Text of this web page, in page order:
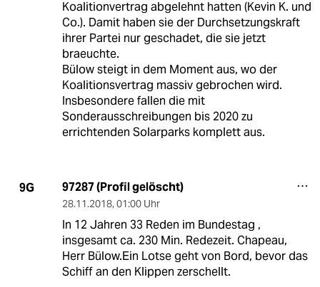
Koalitionvertrag abgelehnt hatten (Kevin K. und
Co.). Damit haben sie der Durchsetzungskraft
ihrer Partei nur geschadet, die sie jetzt
braeuchte.
Bülow steigt in dem Moment aus, wo der
Koalitionsvertrag massiv gebrochen wird.
Insbesondere fallen die mit
Sonderausschreibungen bis 2020 zu
errichtenden Solarparks komplett aus.
9G 97287 (Profil gelöscht)
28.11.2018, 01:00 Uhr
In 12 Jahren 33 Reden im Bundestag ,
insgesamt ca. 230 Min. Redezeit. Chapeau,
Herr Bülow.Ein Lotse geht von Bord, bevor das
Schiff an den Klippen zerschellt.